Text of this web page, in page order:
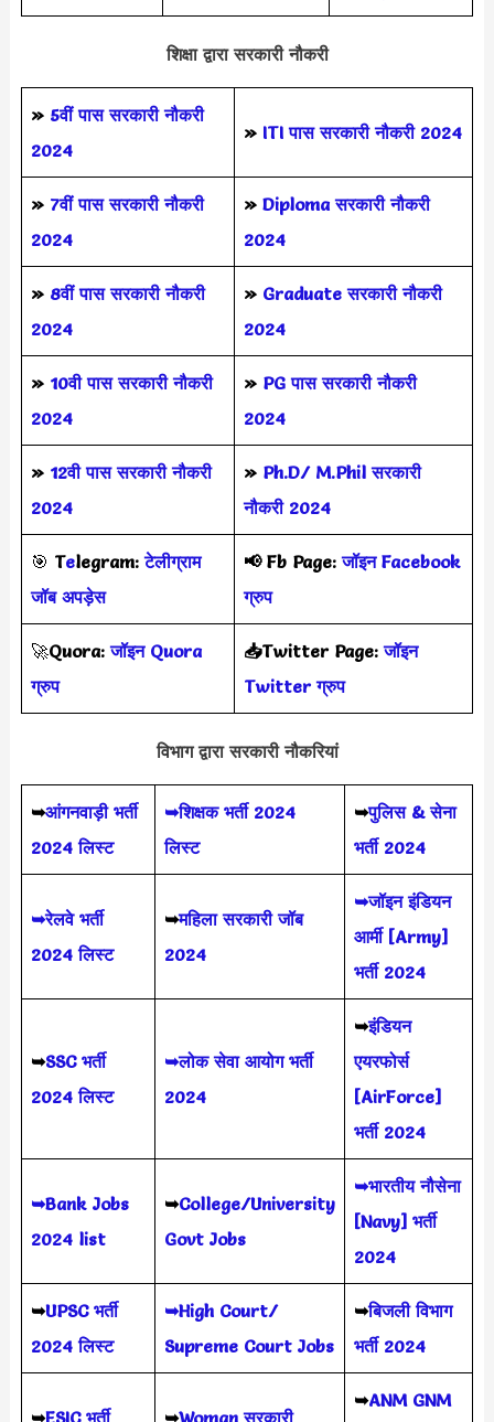
शिक्षा द्वारा सरकारी नौकरी
» 5वीं पास सरकारी नौकरी
2024
» ITI पास सरकारी नौकरी 2024
» 7वीं पास सरकारी नौकरी
2024
» Diploma सरकारी नौकरी
2024
» 8वीं पास सरकारी नौकरी
2024
» Graduate सरकारी नौकरी
2024
» 10वी पास सरकारी नौकरी
2024
» PG पास सरकारी नौकरी
2024
» 12वी पास सरकारी नौकरी
2024
» Ph.D/ M.Phil सरकारी
नौकरी 2024
🎯 Telegram: टेलीग्राम
जॉब अपड़ेस
📢 Fb Page:जॉइन Facebook
ग्रुप
🚀Quora:जॉइन Quora
ग्रुप
📥Twitter Page:जॉइन
Twitter ग्रुप
विभाग द्वारा सरकारी नौकरियां
➥आंगनवाड़ी भर्ती
2024 लिस्ट
➥शिक्षक भर्ती 2024
लिस्ट
➥पुलिस & सेना
भर्ती 2024
➥रेलवे भर्ती
2024 लिस्ट
➥महिला सरकारी जॉब
2024
➥जॉइन इंडियन
आर्मी [Army]
भर्ती 2024
➥SSC भर्ती
2024 लिस्ट
➥लोक सेवा आयोग भर्ती
2024
➥इंडियन
एयरफोर्स
[AirForce]
भर्ती 2024
➥Bank Jobs
2024 list
➥College/University
Govt Jobs
➥भारतीय नौसेना
[Navy] भर्ती
2024
➥UPSC भर्ती
2024 लिस्ट
➥High Court/
Supreme Court Jobs
➥बिजली विभाग
भर्ती 2024
➥ESIC भर्ती ➥Woman सरकारी
➥ANM GNM